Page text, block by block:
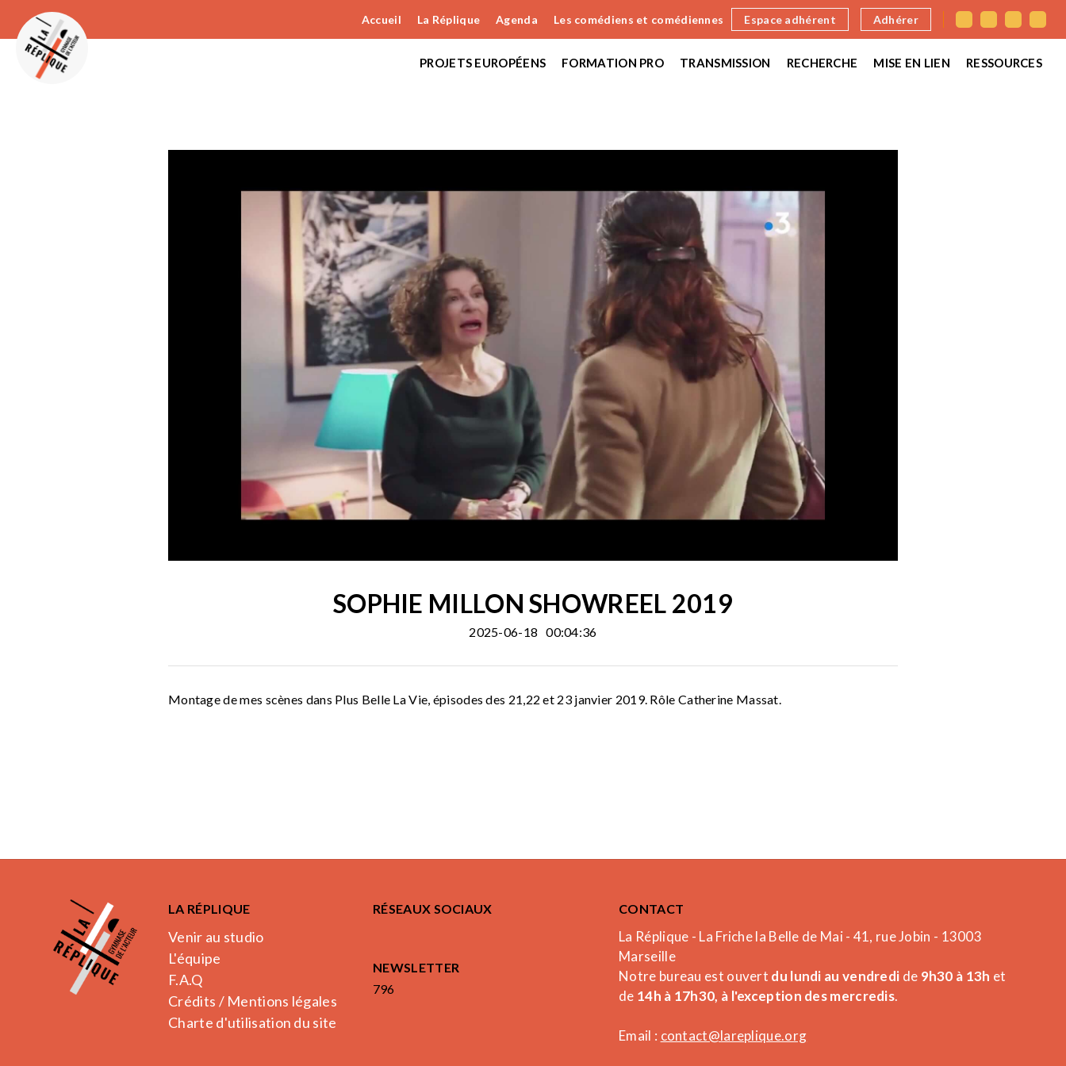
Accueil La Réplique Agenda Les comédiens et comédiennes Espace adhérent Adhérer
PROJETS EUROPÉENS FORMATION PRO TRANSMISSION RECHERCHE MISE EN LIEN RESSOURCES
SOPHIE MILLON SHOWREEL 2019
2025-06-18 00:04:36
Montage de mes scènes dans Plus Belle La Vie, épisodes des 21,22 et 23 janvier 2019. Rôle Catherine Massat.
LA RÉPLIQUE
Venir au studio
L'équipe
F.A.Q
Crédits / Mentions légales
Charte d'utilisation du site
RÉSEAUX SOCIAUX
NEWSLETTER
796
CONTACT
La Réplique - La Friche la Belle de Mai - 41, rue Jobin - 13003
Marseille
Notre bureau est ouvert du lundi au vendredi de 9h30 à 13h et
de 14h à 17h30, à l'exception des mercredis.
Email : contact@lareplique.org